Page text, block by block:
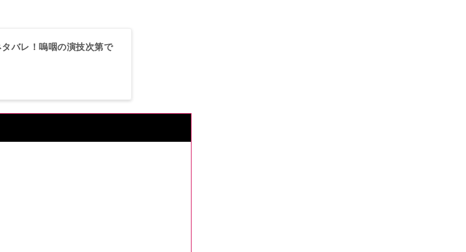
タバレ！嗚咽の演技次第で